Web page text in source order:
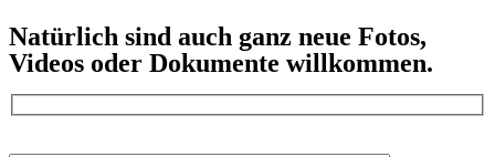
Natürlich sind auch ganz neue Fotos,
Videos oder Dokumente willkommen.